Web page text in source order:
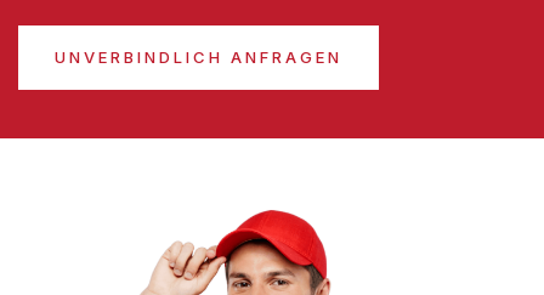
UNVERBINDLICH ANFRAGEN